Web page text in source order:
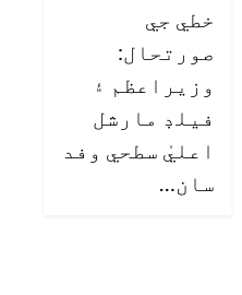
خطي جي
صورتحال:
وزيراعظم ۽
فيلڊ مارشل
اعليٰ سطحي وفد
سان…